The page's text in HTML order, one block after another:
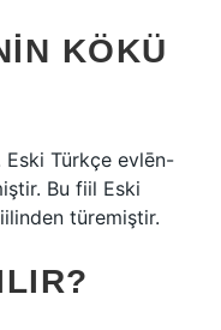
KÖKÜ
Eski Türkçe evlēn-
Bu fiil Eski
türemiştir.